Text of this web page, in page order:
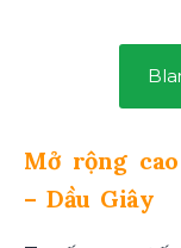
Mở rộng
– Dầu Giây